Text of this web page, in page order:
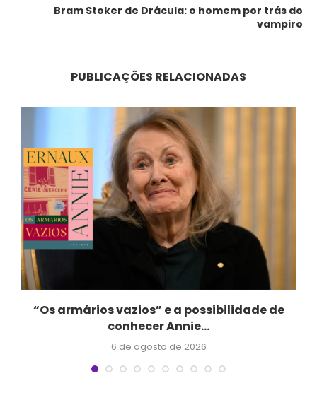
Bram Stoker de Drácula: o homem por trás do
vampiro
PUBLICAÇÕES RELACIONADAS
“Os armários vazios” e a possibilidade de
conhecer Annie...
6 de agosto de 2026